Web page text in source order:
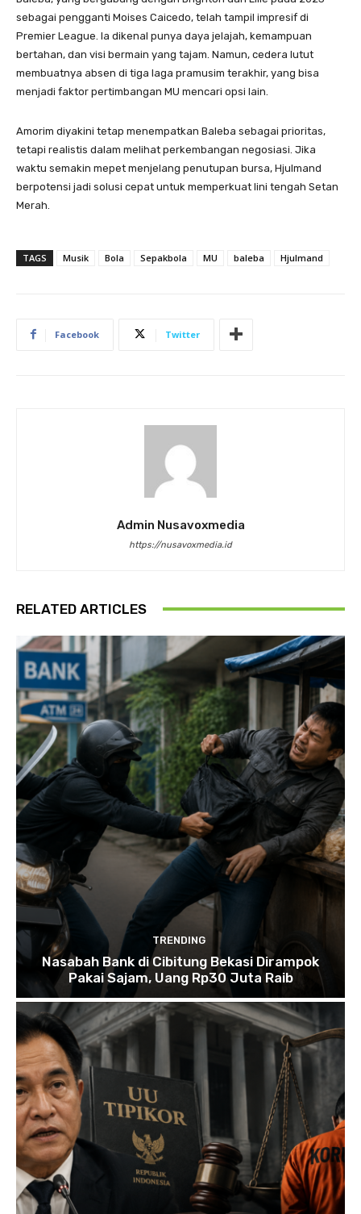
sebagai pengganti Moises Caicedo, telah tampil impresif di
Premier League. Ia dikenal punya daya jelajah, kemampuan
bertahan, dan visi bermain yang tajam. Namun, cedera lutut
membuatnya absen di tiga laga pramusim terakhir, yang bisa
menjadi faktor pertimbangan MU mencari opsi lain.
Amorim diyakini tetap menempatkan Baleba sebagai prioritas,
tetapi realistis dalam melihat perkembangan negosiasi. Jika
waktu semakin mepet menjelang penutupan bursa, Hjulmand
berpotensi jadi solusi cepat untuk memperkuat lini tengah Setan
Merah.
TAGS Musik Bola Sepakbola MU baleba Hjulmand
Facebook Twitter
Admin Nusavoxmedia
https://nusavoxmedia.id
RELATED ARTICLES
TRENDING
Nasabah Bank di Cibitung Bekasi Dirampok
Pakai Sajam, Uang Rp30 Juta Raib